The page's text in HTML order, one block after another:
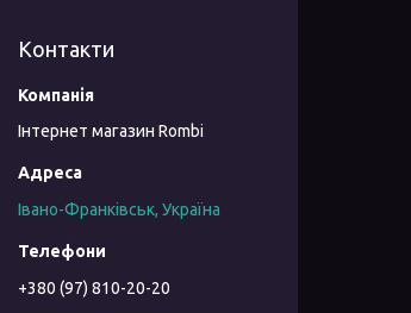
Контакти
Інтернет магазин Rombi
Івано-Франківськ, Україна
+380 (97) 810-20-20